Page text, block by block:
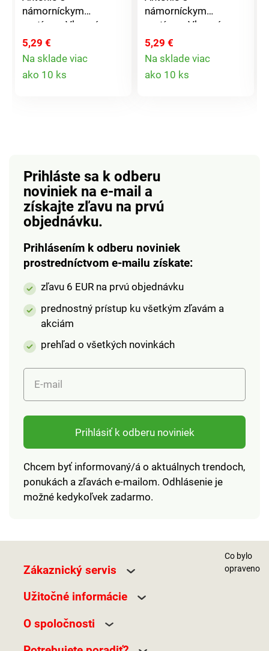
námorníckym
motívom.Vkusná a
štýlová, vhodná pre
všetky ročné
obdobia.Materiál:
100% bavlna Rozmer:
5,29 €
Na sklade viac
ako 10 ks
námorníckym
motívom.Vkusná a
štýlová, vhodná pre
všetky ročné
obdobia.Materiál:
100% bavlna Rozmer:
5,29 €
Na sklade viac
ako 10 ks
Prihláste sa k odberu
noviniek na e-mail a
získajte zľavu na prvú
objednávku.
Prihlásením k odberu noviniek
prostredníctvom e-mailu získate:
zľavu 6 EUR na prvú objednávku
prednostný prístup ku všetkým zľavám a
akciám
prehľad o všetkých novinkách
E-mail
Prihlásiť k odberu noviniek
Chcem byť informovaný/á o aktuálnych trendoch,
ponukách a zľavách e-mailom. Odhlásenie je
možné kedykoľvek zadarmo.
Zákaznický servis
Užitočné informácie
O spoločnosti
Co bylo
opraveno